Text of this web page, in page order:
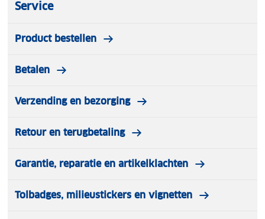
Service
Product bestellen
Betalen
Verzending en bezorging
Retour en terugbetaling
Garantie, reparatie en artikelklachten
Tolbadges, milieustickers en vignetten